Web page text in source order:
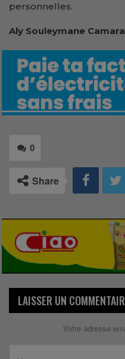
personnelles.
Aly Souleymane Camara
0
Share
LAISSER UN
Votre adresse